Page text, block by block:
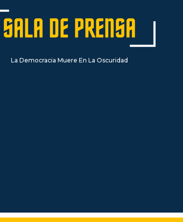
La Democracia Muere En La Oscuridad